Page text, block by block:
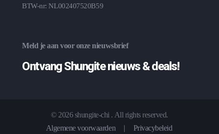
BTW-nr: NL002407520B59
Meld je aan voor onze nieuwsbrief
Ontvang Shungite nieuws & deals!
© 2026 shungite-chi . All rights reserved.
Algemene voorwaarden
| Privacybeleid